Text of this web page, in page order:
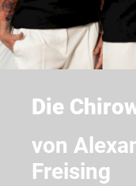
Die
von
Freising